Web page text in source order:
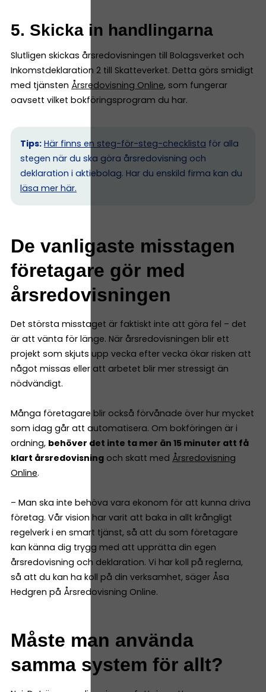
5. Skicka in handlingarna
Slutligen skickas årsredovisningen till Bolagsverket och
Inkomstdeklaration 2 till Skatteverket. Detta görs smidigt
med tjänsten Årsredovisning Online, som fungerar
oavsett vilket bokföringsprogram du har.
Tips: Här finns en steg-för-steg-checklista för alla
stegen när du ska göra årsredovisning och
deklaration i aktiebolag. Har du enskild firma kan du
läsa mer här.
De vanligaste misstagen
företagare gör med
årsredovisningen
Det största misstaget är faktiskt inte att göra fel – det
är att vänta för länge. När årsredovisningen blir ett
projekt som skjuts upp vecka efter vecka ökar risken att
något missas eller att arbetet blir mer stressigt än
nödvändigt.
Många företagare blir också förvånade över hur mycket
som idag går att automatisera. Om bokföringen är i
ordning, behöver det inte ta mer än 15 minuter att få
klart årsredovisning och skatt med Årsredovisning
Online.
– Man ska inte behöva vara ekonom för att kunna driva
företag. Vår vision har varit att baka in allt krångligt
regelverk i en smart tjänst, så att du som företagare
kan känna dig trygg med att upprätta din egen
årsredovisning och deklaration. Vi har koll på reglerna,
så att du kan ha koll på din verksamhet, säger Åsa
Hedgren på Årsredovisning Online.
Måste man använda
samma system för allt?